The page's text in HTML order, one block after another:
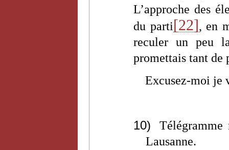
L’approche des
du parti[22], en
reculer un peu
promettais tant de
Excusez-moi je
10)
Lausanne.